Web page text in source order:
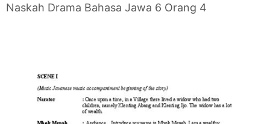
Naskah Drama Bahasa Jawa 6 Orang 4